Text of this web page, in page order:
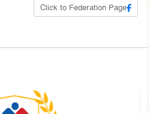
Click to Federation Page